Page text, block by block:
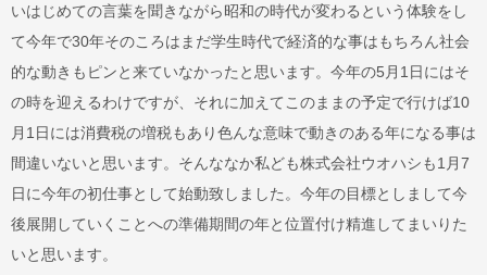
いはじめての言葉を聞きながら昭和の時代が変わるという体験をし
て今年で30年そのころはまだ学生時代で経済的な事はもちろん社会
的な動きもピンと来ていなかったと思います。今年の5月1日にはそ
の時を迎えるわけですが、それに加えてこのままの予定で行けば10
月1日には消費税の増税もあり色んな意味で動きのある年になる事は
間違いないと思います。そんななか私ども株式会社ウオハシも1月7
日に今年の初仕事として始動致しました。今年の目標としまして今
後展開していくことへの準備期間の年と位置付け精進してまいりた
いと思います。